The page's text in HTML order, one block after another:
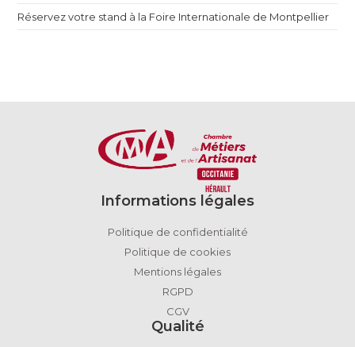
Réservez votre stand à la Foire Internationale de Montpellier
Informations légales
Politique de confidentialité
Politique de cookies
Mentions légales
RGPD
CGV
Qualité